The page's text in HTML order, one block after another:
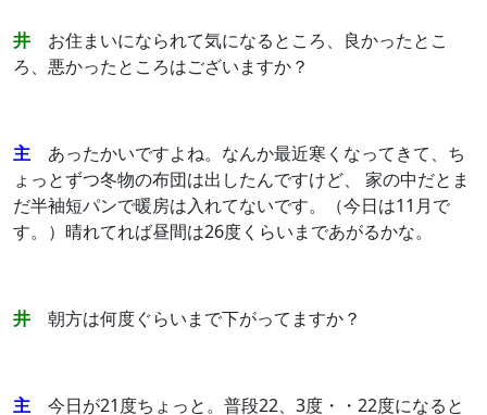
井
お住まいになられて気になるところ、良かったとこ
ろ、悪かったところはございますか？
主
あったかいですよね。なんか最近寒くなってきて、ち
ょっとずつ冬物の布団は出したんですけど、 家の中だとま
だ半袖短パンで暖房は入れてないです。（今日は11月で
す。）晴れてれば昼間は26度くらいまであがるかな。
井 朝方は何度ぐらいまで下がってますか？
主 今日が21度ちょっと。普段22、3度・・22度になると